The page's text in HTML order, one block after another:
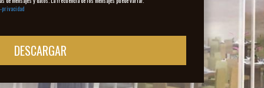
DESCARGAR